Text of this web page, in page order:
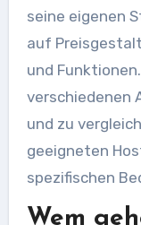
seine eigenen
auf
und
verschiedenen
und zu
geeigneten
spezifischen
Wem